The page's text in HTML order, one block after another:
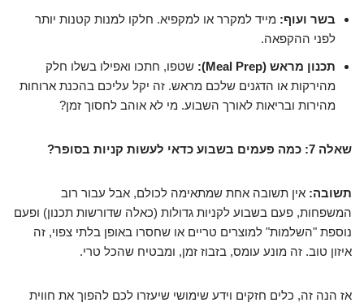
בשר ועוף: מייד למקרר או למקפיא. חלקו למנות קטנות יותר
לפני ההקפאה.
תכנון מראש (Meal Prep):
שטפו, חתכו ואפילו בשלו חלק
מהירקות או הדגנים שלכם מראש. זה יקל עליכם בהכנת ארוחות
מהירות ובריאות לאורך השבוע. מי לא אוהב לחסוך זמן?
שאלה 7: כמה פעמים בשבוע כדאי לעשות קניות בסופר?
תשובה: אין תשובה אחת שמתאימה לכולם, אבל עבור רוב
המשפחות, פעם בשבוע לקניות גדולות (כאלה שדורשות תכנון) ופעם
נוספת "השלמות" למוצרים טריים או שחסרו באופן בלתי צפוי, זה
איזון טוב. זה מונע עומס, בזבוז זמן, ומבטיח שהכל טרי.
אז הנה זה, כלים חזקים וידע שימושי שיעזרו לכם להפוך את חווית